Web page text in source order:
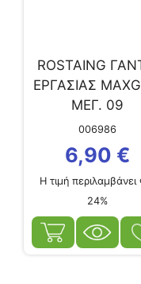
ROSTAING
ΕΡΓΑΣΙΑΣ
ΜΕΓ. 09
006986
6,90 €
Η τιμή
24%